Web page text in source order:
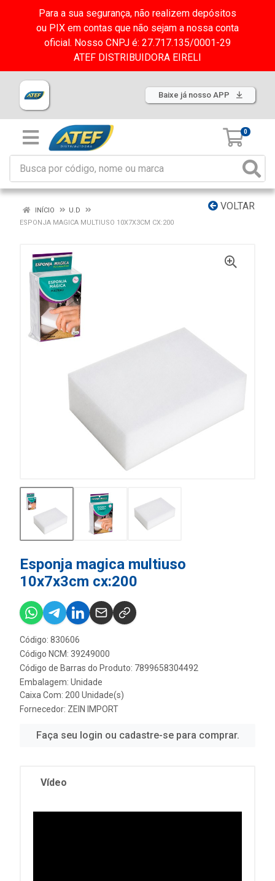
Para a sua segurança, não realizem depósitos
ou PIX em contas que não sejam a nossa conta
oficial. Nosso CNPJ é: 27.717.135/0001-29
ATEF DISTRIBUIDORA EIRELI
Baixe já nosso APP
0
VOLTAR
INÍCIO
U.D
ESPONJA MAGICA MULTIUSO 10X7X3CM CX:200
Esponja magica multiuso
10x7x3cm cx:200
Código: 830606
Código NCM: 39249000
Código de Barras do Produto: 7899658304492
Embalagem: Unidade
Caixa Com: 200 Unidade(s)
Fornecedor: ZEIN IMPORT
Faça seu login ou cadastre-se para comprar.
Vídeo